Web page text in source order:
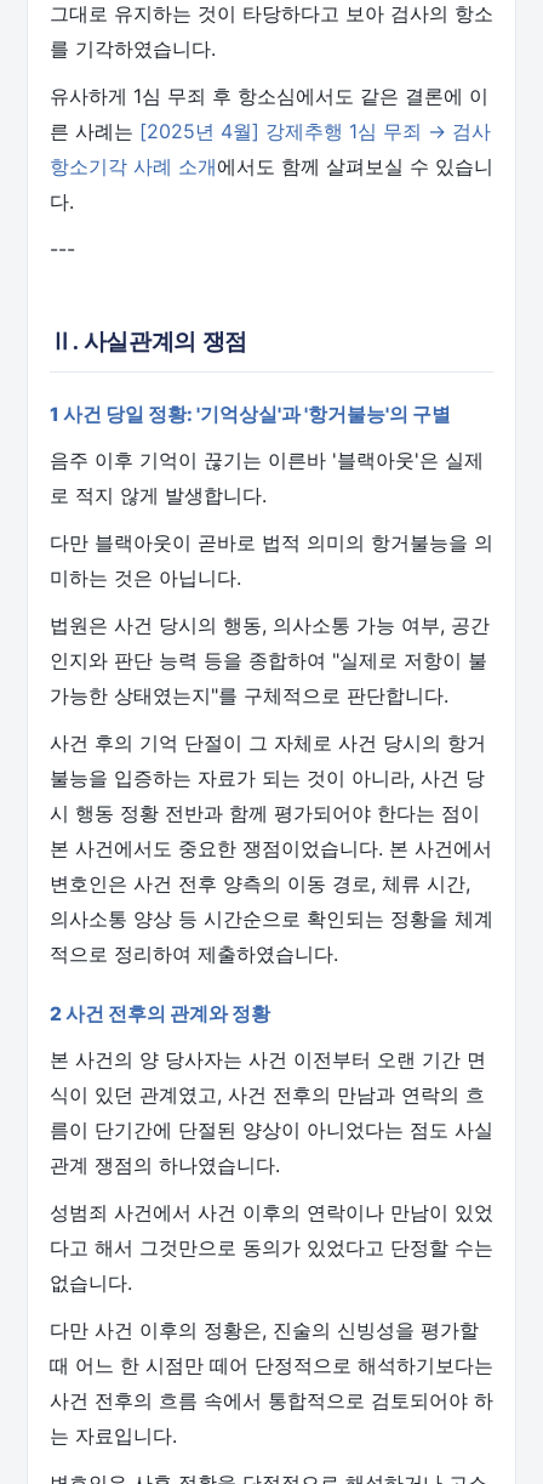
그대로 유지하는 것이 타당하다고 보아 검사의 항소
를 기각하였습니다.
유사하게 1심 무죄 후 항소심에서도 같은 결론에 이
른 사례는 [2025년 4월] 강제추행 1심 무죄 → 검사
항소기각 사례 소개에서도 함께 살펴보실 수 있습니
다.
---
Ⅱ. 사실관계의 쟁점
1 사건 당일 정황: '기억상실'과 '항거불능'의 구별
음주 이후 기억이 끊기는 이른바 '블랙아웃'은 실제
로 적지 않게 발생합니다.
다만 블랙아웃이 곧바로 법적 의미의 항거불능을 의
미하는 것은 아닙니다.
법원은 사건 당시의 행동, 의사소통 가능 여부, 공간
인지와 판단 능력 등을 종합하여 "실제로 저항이 불
가능한 상태였는지"를 구체적으로 판단합니다.
사건 후의 기억 단절이 그 자체로 사건 당시의 항거
불능을 입증하는 자료가 되는 것이 아니라, 사건 당
시 행동 정황 전반과 함께 평가되어야 한다는 점이
본 사건에서도 중요한 쟁점이었습니다. 본 사건에서
변호인은 사건 전후 양측의 이동 경로, 체류 시간,
의사소통 양상 등 시간순으로 확인되는 정황을 체계
적으로 정리하여 제출하였습니다.
2 사건 전후의 관계와 정황
본 사건의 양 당사자는 사건 이전부터 오랜 기간 면
식이 있던 관계였고, 사건 전후의 만남과 연락의 흐
름이 단기간에 단절된 양상이 아니었다는 점도 사실
관계 쟁점의 하나였습니다.
성범죄 사건에서 사건 이후의 연락이나 만남이 있었
다고 해서 그것만으로 동의가 있었다고 단정할 수는
없습니다.
다만 사건 이후의 정황은, 진술의 신빙성을 평가할
때 어느 한 시점만 떼어 단정적으로 해석하기보다는
사건 전후의 흐름 속에서 통합적으로 검토되어야 하
는 자료입니다.